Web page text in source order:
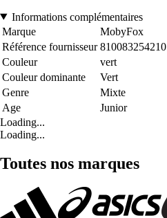
Informations complémentaires
Marque
MobyFox
Référence fournisseur 810083254210
Couleur
vert
Couleur dominante
Vert
Genre
Mixte
Age
Junior
Loading...
Loading...
Toutes nos marques